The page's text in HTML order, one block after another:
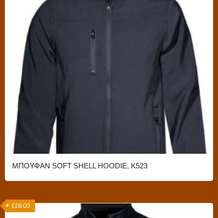
επιλογές
μπορούν
επιλεγούν
σελίδα
προϊόντος
ΜΠΟΥΦΑΝ SOFT SHELL HOODIE, K523
το
προϊόν
€28.00